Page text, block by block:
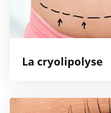
La cryolipolyse